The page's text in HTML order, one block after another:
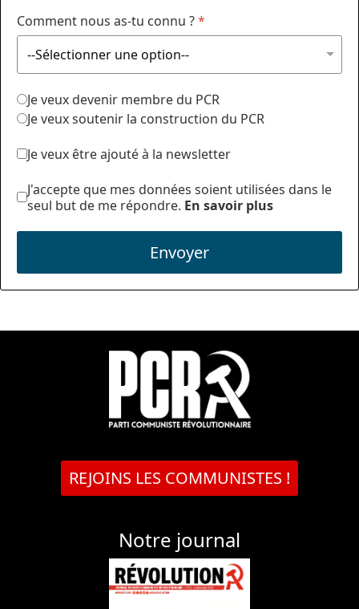
Comment nous as-tu connu ?*
Je veux devenir membre du PCR
Je veux soutenir la construction du PCR
Je veux être ajouté à la newsletter
J'accepte que mes données soient utilisées dans le
seul but de me répondre. En savoir plus
Envoyer
REJOINS LES COMMUNISTES !
Notre journal